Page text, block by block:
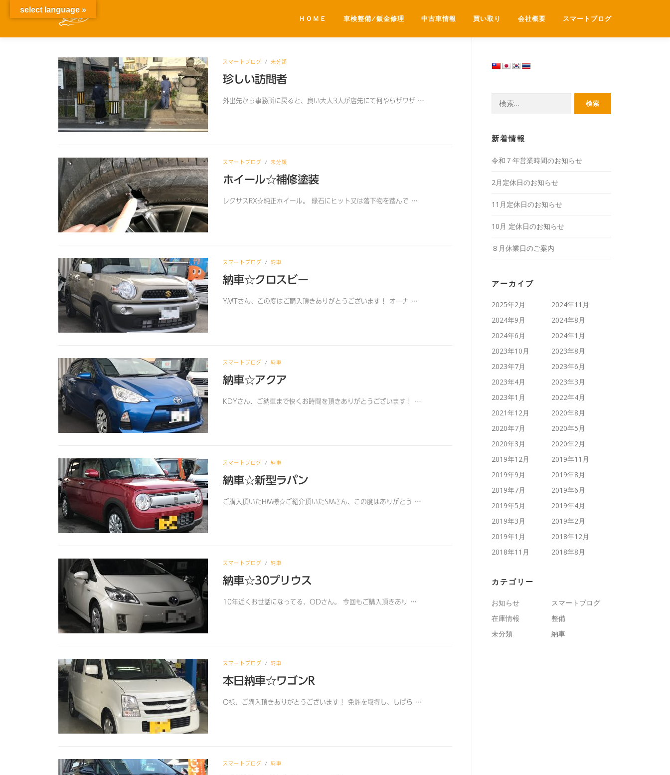
ＨＯＭＥ 車検整備/鈑金修理 中古車情報 買い取り 会社概要 スマートブログ
スマートブログ /未分類
珍しい訪問者
外出先から事務所に戻ると、良い大人3人が店先にて何やらザワザ …
スマートブログ /未分類
ホイール☆補修塗装
レクサスRX☆純正ホイール。 縁石にヒット又は落下物を踏んで …
スマートブログ /納車
納車☆クロスビー
YMTさん、この度はご購入頂きありがとうございます！ オーナ …
スマートブログ /納車
納車☆アクア
KDYさん、ご納車まで快くお時間を頂きありがとうございます！ …
スマートブログ /納車
納車☆新型ラパン
ご購入頂いたHM様☆ご紹介頂いたSMさん、この度はありがとう …
スマートブログ /納車
納車☆30プリウス
10年近くお世話になってる、ODさん。 今回もご購入頂きあり …
スマートブログ /納車
本日納車☆ワゴンR
O様、ご購入頂きありがとうございます！ 免許を取得し、しばら …
スマートブログ /納車
新着情報
令和７年営業時間のお知らせ
2月定休日のお知らせ
11月定休日のお知らせ
10月 定休日のお知らせ
８月休業日のご案内
アーカイブ
2025年2月
2024年11月
2024年9月
2024年8月
2024年6月
2024年1月
2023年10月
2023年8月
2023年7月
2023年6月
2023年4月
2023年3月
2023年1月
2022年4月
2021年12月
2020年8月
2020年7月
2020年5月
2020年3月
2020年2月
2019年12月
2019年11月
2019年9月
2019年8月
2019年7月
2019年6月
2019年5月
2019年4月
2019年3月
2019年2月
2019年1月
2018年12月
2018年11月
2018年8月
カテゴリー
お知らせ
スマートブログ
在庫情報
整備
未分類
納車
select language »